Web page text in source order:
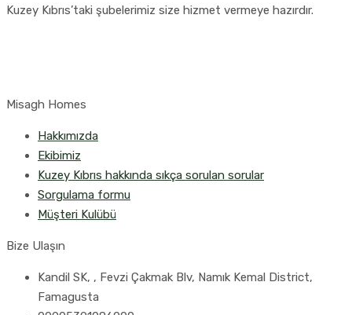
Kuzey Kıbrıs’taki şubelerimiz size hizmet vermeye hazırdır.
Misagh Homes
Hakkımızda
Ekibimiz
Kuzey Kıbrıs hakkında sıkça sorulan sorular
Sorgulama formu
Müşteri Kulübü
Bize Ulaşın
Kandil SK, , Fevzi Çakmak Blv, Namık Kemal District,
Famagusta